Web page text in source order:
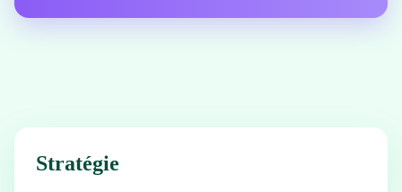
Stratégie